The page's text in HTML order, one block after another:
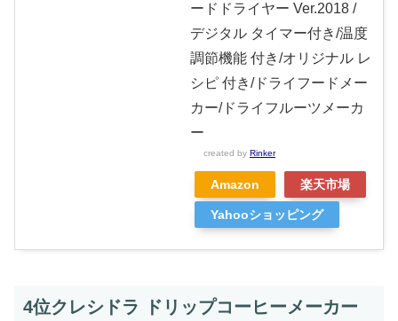
ードドライヤー Ver.2018 /
デジタル タイマー付き/温度
調節機能 付き/オリジナル レ
シピ 付き/ドライフードメー
カー/ドライフルーツメーカ
ー
created by Rinker
Amazon 楽天市場
Yahooショッピング
4位クレシドラ ドリップコーヒーメーカー